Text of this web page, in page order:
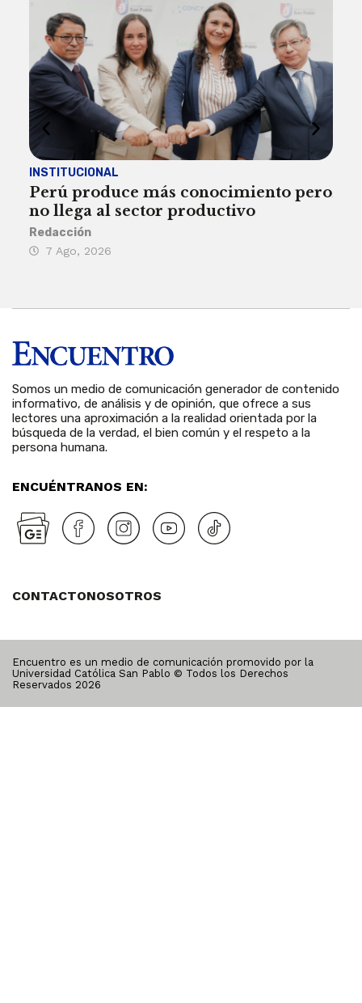
INSTITUCIONAL
Perú produce más conocimiento pero
no llega al sector productivo
Redacción
7 Ago, 2026
Somos un medio de comunicación generador de contenido
informativo, de análisis y de opinión, que ofrece a sus
lectores una aproximación a la realidad orientada por la
búsqueda de la verdad, el bien común y el respeto a la
persona humana.
ENCUÉNTRANOS EN:
CONTACTONOSOTROS
Encuentro es un medio de comunicación promovido por la
Universidad Católica San Pablo © Todos los Derechos
Reservados 2026